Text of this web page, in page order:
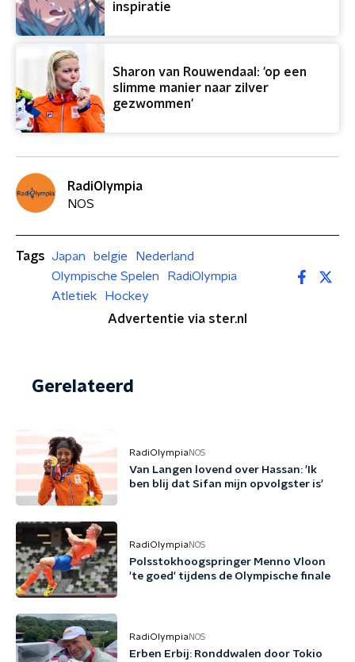
inspiratie
Sharon van Rouwendaal: 'op een
slimme manier naar zilver
gezwommen'
RadiOlympia
NOS
Tags Japan belgie
Nederland
Olympische Spelen
RadiOlympia
Atletiek
Hockey
Advertentie via ster.nl
Gerelateerd
RadiOlympia NOS
Van Langen lovend over Hassan: 'Ik
ben blij dat Sifan mijn opvolgster is'
RadiOlympia NOS
Polsstokhoogspringer Menno Vloon
'te goed' tijdens de Olympische finale
RadiOlympia NOS
Erben Erbij: Ronddwalen door Tokio